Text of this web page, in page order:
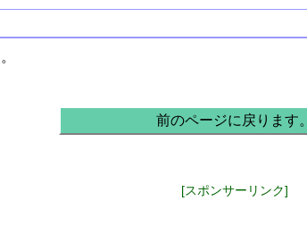
前のページに戻ります。
[スポンサーリンク]